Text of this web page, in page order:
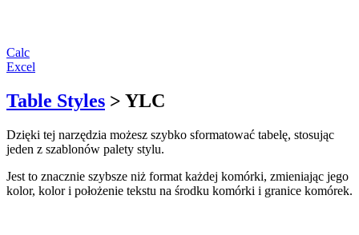
Calc
Excel
Table Styles > YLC
Dzięki tej narzędzia możesz szybko sformatować tabelę, stosując
jeden z szablonów palety stylu.
Jest to znacznie szybsze niż format każdej komórki, zmieniając jego
kolor, kolor i położenie tekstu na środku komórki i granice komórek.